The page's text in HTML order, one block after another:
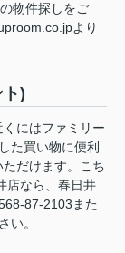
物件探しをご
より
)
にはファミリー
た買い物に便利
だけます。こち
店なら、春日井
87-2103また
い。